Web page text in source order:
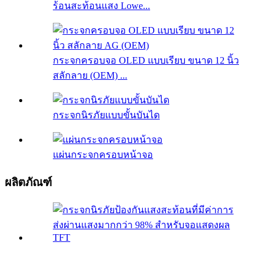
ร้อนสะท้อนแสง Lowe...
กระจกครอบจอ OLED แบบเรียบ ขนาด 12 นิ้ว
สลักลาย (OEM) ...
กระจกนิรภัยแบบขั้นบันได
แผ่นกระจกครอบหน้าจอ
ผลิตภัณฑ์